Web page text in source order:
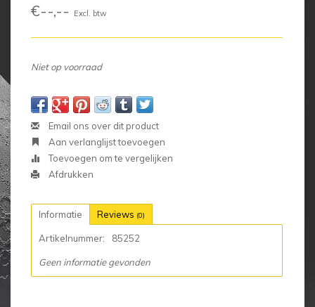
€--,-- Excl. btw
Niet op voorraad
Email ons over dit product
Aan verlanglijst toevoegen
Toevoegen om te vergelijken
Afdrukken
Informatie Reviews (0)
Artikelnummer: 85252
Geen informatie gevonden